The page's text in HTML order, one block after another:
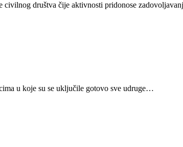
društva čije aktivnosti pridonose
u koje su se uključile gotovo sve udruge…